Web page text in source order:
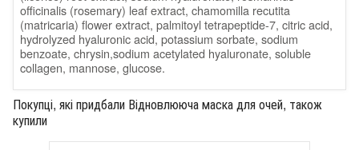
officinalis (rosemary) leaf extract, chamomilla recutita
(matricaria) flower extract, palmitoyl tetrapeptide-7, citric acid,
hydrolyzed hyaluronic acid, potassium sorbate, sodium
benzoate, chrysin,sodium acetylated hyaluronate, soluble
collagen, mannose, glucose.
Покупці, які придбали Відновлююча маска для очей, також
купили